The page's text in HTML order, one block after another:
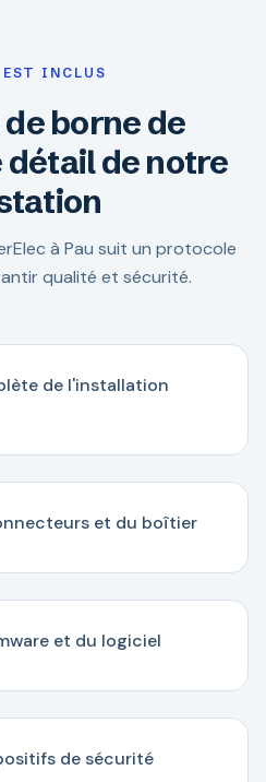
INCLUS
borne de
détail de notre
à Pau suit un protocole
qualité et sécurité.
de l'installation
et du boîtier
et du logiciel
de sécurité